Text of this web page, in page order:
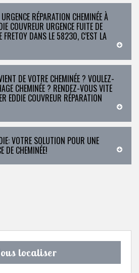
RÉPARATION CHEMINÉE À
COUVREUR URGENCE FUITE DE
FRETOY DANS LE 58230, C’EST LA
DE VOTRE CHEMINÉE ? VOULEZ-
CHEMINÉE ? RENDEZ-VOUS VITE
EDDIE COUVREUR RÉPARATION
VOTRE SOLUTION POUR UNE
DE CHEMINÉE!
localiser